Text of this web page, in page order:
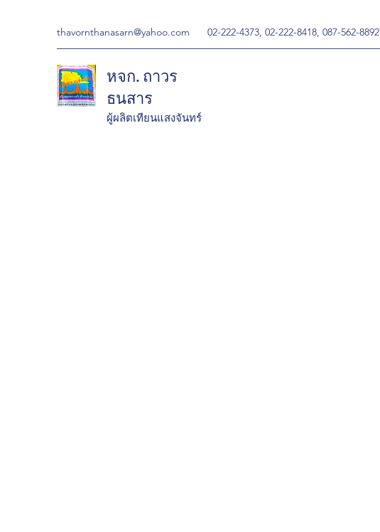
thavornthanasarn@yahoo.com 02-222-4373, 02-222-8418, 087-562-8892
หจก. ถาวร
ธนสาร
ผู้ผลิตเทียนแสงจันทร์